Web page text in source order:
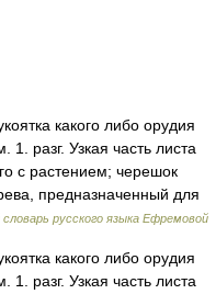
какого либо орудия
разг. Узкая часть листа
с растением; черешок
предназначенный для
русского языка Ефремовой
какого либо орудия
разг. Узкая часть листа